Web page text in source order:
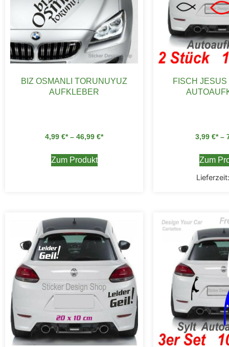
BIZ OSMANLI TORUNUYUZ
AUFKLEBER
4,99 € – 46,99 €
Zum Produkt
FISCH
3,99 € –
Zum